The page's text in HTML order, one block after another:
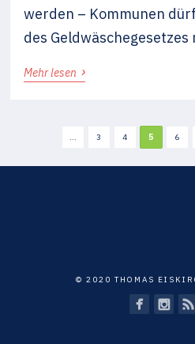
werden – Kommunen
des
Mehr lesen ›
... 3 4 5 6
© 2020 THOMAS